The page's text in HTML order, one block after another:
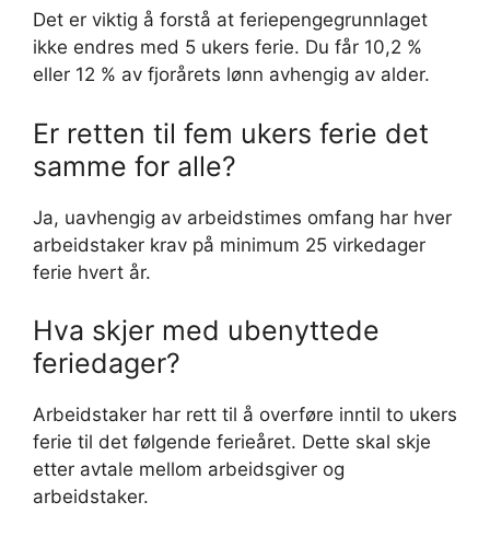
Det er viktig å forstå at feriepengegrunnlaget
ikke endres med 5 ukers ferie. Du får 10,2 %
eller 12 % av fjorårets lønn avhengig av alder.
Er retten til fem ukers ferie det
samme for alle?
Ja, uavhengig av arbeidstimes omfang har hver
arbeidstaker krav på minimum 25 virkedager
ferie hvert år.
Hva skjer med ubenyttede
feriedager?
Arbeidstaker har rett til å overføre inntil to ukers
ferie til det følgende ferieåret. Dette skal skje
etter avtale mellom arbeidsgiver og
arbeidstaker.